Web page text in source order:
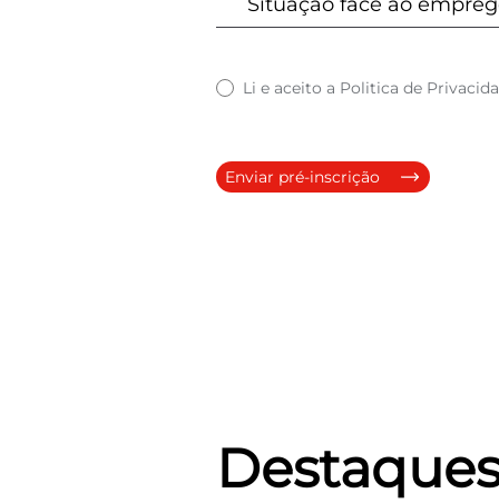
Li e aceito a Politica de
Enviar pré-inscrição